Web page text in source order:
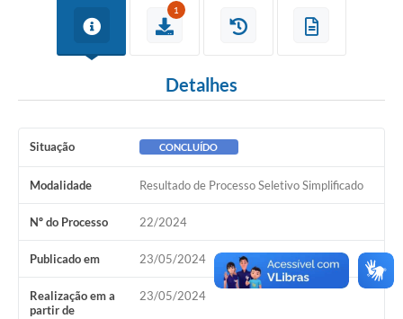
1
Detalhes
Situação CONCLUÍDO
Modalidade Resultado de Processo Seletivo Simplificado
Nº do Processo 22/2024
Publicado em 23/05/2024
Realização em a
partir de
23/05/2024